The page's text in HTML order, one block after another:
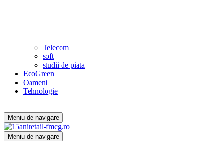
Telecom
soft
studii de piata
EcoGreen
Oameni
Tehnologie
Meniu de navigare
Meniu de navigare